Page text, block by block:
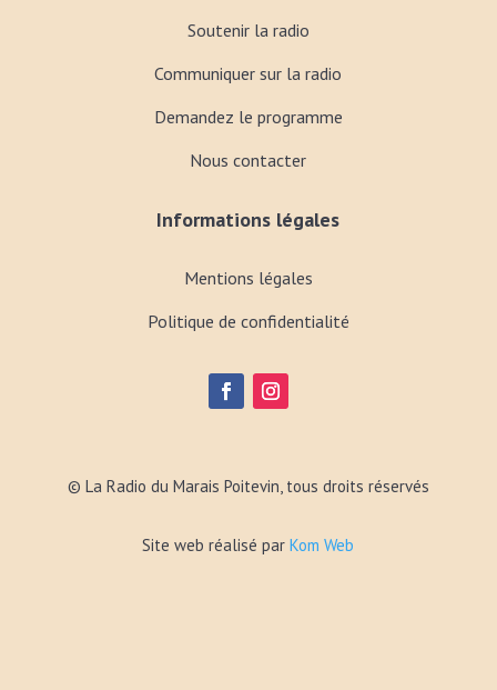
Soutenir la radio
Communiquer sur la radio
Demandez le programme
Nous contacter
Informations légales
Mentions légales
Politique de confidentialité
© La Radio du Marais Poitevin, tous droits réservés
Site web réalisé parKom Web